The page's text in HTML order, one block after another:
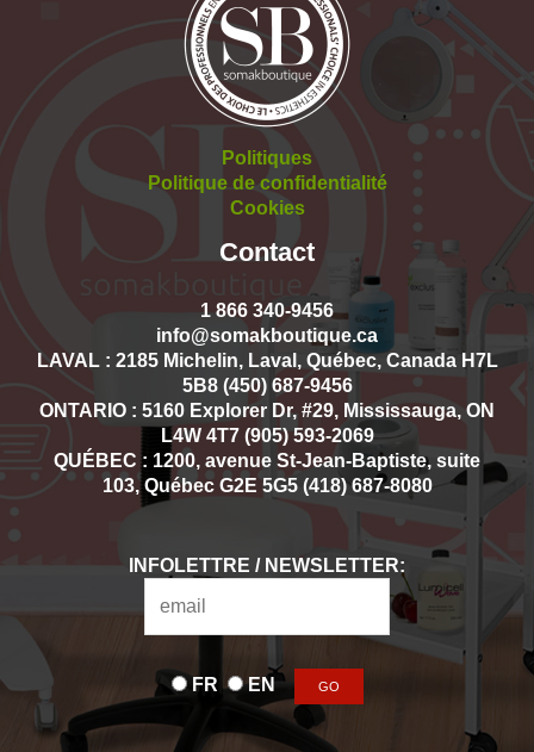
Politiques
Politique de confidentialité
Cookies
Contact
1 866 340-9456
info@somakboutique.ca
LAVAL : 2185 Michelin, Laval, Québec, Canada H7L
5B8 (450) 687-9456
ONTARIO : 5160 Explorer Dr, #29, Mississauga, ON
L4W 4T7 (905) 593-2069
QUÉBEC : 1200, avenue St-Jean-Baptiste, suite
103, Québec G2E 5G5 (418) 687-8080
INFOLETTRE / NEWSLETTER:
FR EN